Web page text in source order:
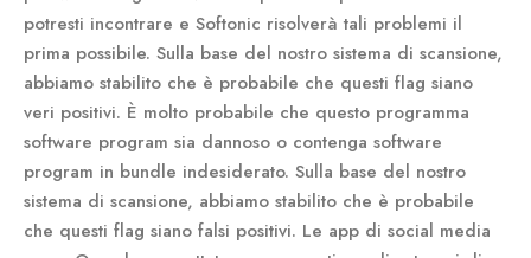
potresti incontrare e Softonic risolverà tali problemi il
prima possibile. Sulla base del nostro sistema di scansione,
abbiamo stabilito che è probabile che questi flag siano
veri positivi. È molto probabile che questo programma
software program sia dannoso o contenga software
program in bundle indesiderato. Sulla base del nostro
sistema di scansione, abbiamo stabilito che è probabile
che questi flag siano falsi positivi. Le app di social media